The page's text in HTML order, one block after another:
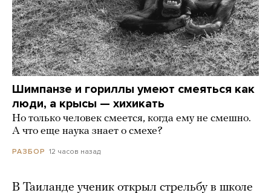
Шимпанзе и гориллы умеют смеяться как
люди, а крысы — хихикать
Но только человек смеется, когда ему не смешно.
А что еще наука знает о смехе?
РАЗБОР 12 часов назад
В Таиланде ученик открыл стрельбу в школе